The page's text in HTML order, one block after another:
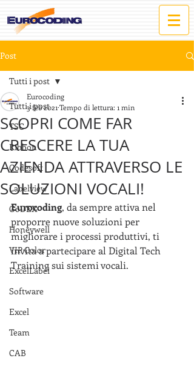
Post
Tutti i post
TSC
Ribbon
Codesoft
Labelview
GoDEX
Honeywell
VIP Color
ExcelLabel
Software
Excel
Team
CAB
Tutti i post
SCOPRI COME FAR
CRESCERE LA TUA
AZIENDA ATTRAVERSO LE
SOLUZIONI VOCALI!
Eurocoding
3 feb 2021 Tempo di lettura: 1 min
Eurocoding, da sempre attiva nel
proporre nuove soluzioni per
migliorare i processi produttivi, ti
invita a partecipare al Digital Tech
Training sui sistemi vocali.